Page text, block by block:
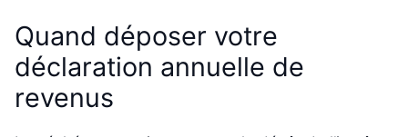
Quand déposer votre
déclaration annuelle de
revenus